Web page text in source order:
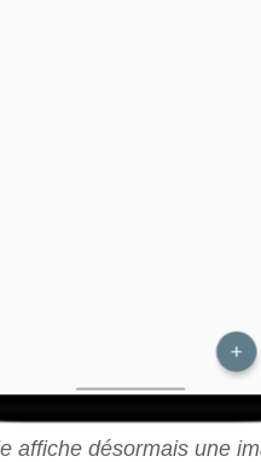
affiche désormais une